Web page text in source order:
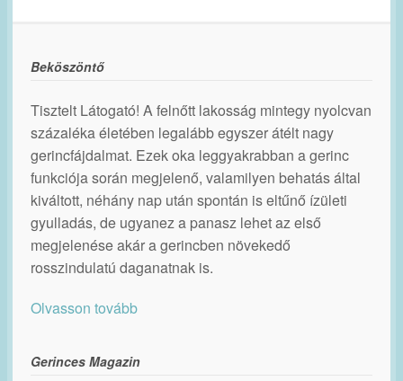
Beköszöntő
Tisztelt Látogató! A felnőtt lakosság mintegy nyolcvan
százaléka életében legalább egyszer átélt nagy
gerincfájdalmat. Ezek oka leggyakrabban a gerinc
funkciója során megjelenő, valamilyen behatás által
kiváltott, néhány nap után spontán is eltűnő ízületi
gyulladás, de ugyanez a panasz lehet az első
megjelenése akár a gerincben növekedő
rosszindulatú daganatnak is.
Olvasson tovább
Gerinces Magazin